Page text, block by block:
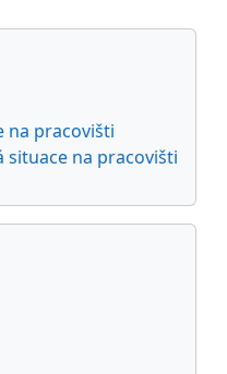
na pracovišti
situace na pracovišti